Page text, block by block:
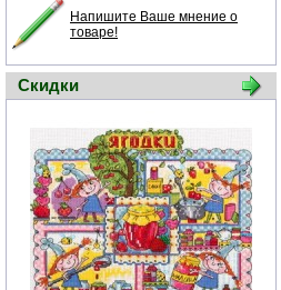
Напишите Ваше мнение о
товаре!
Скидки